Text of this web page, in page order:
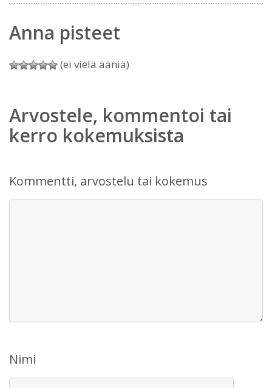
Anna pisteet
(ei vielä ääniä)
Arvostele, kommentoi tai
kerro kokemuksista
Kommentti, arvostelu tai kokemus
Nimi